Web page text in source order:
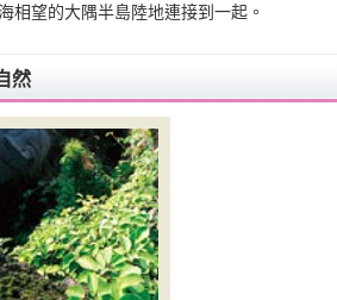
相望的大隅半島陸地連接到一起。
然